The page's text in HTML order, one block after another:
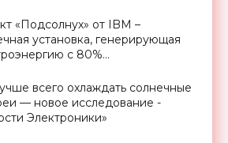
«Подсолнух» от IBM –
установка, генерирующая
с 80%
всего охлаждать солнечные
— новое исследование -
Электроники»